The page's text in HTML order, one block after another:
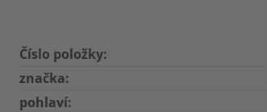
Číslo položky:
značka:
pohlaví: